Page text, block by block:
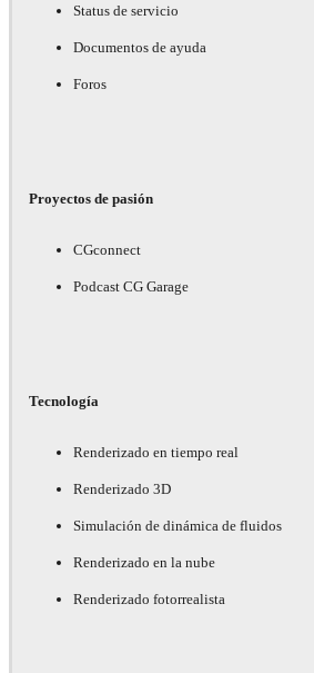
Status de servicio
Documentos de ayuda
Foros
Proyectos de pasión
CGconnect
Podcast CG Garage
Tecnología
Renderizado en tiempo real
Renderizado 3D
Simulación de dinámica de fluidos
Renderizado en la nube
Renderizado fotorrealista